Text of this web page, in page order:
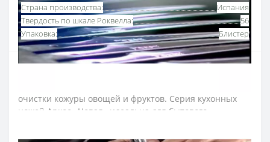
Страна производства:
Испания
Твердость по шкале Роквелла:
56
Упаковка:
Блистер
очистки кожуры овощей и фруктов. Серия кухонных
ножей Аркос «Новая» идеальна для бытового